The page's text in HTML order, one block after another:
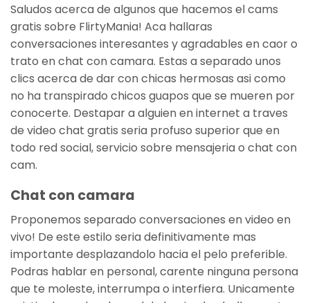
Saludos acerca de algunos que hacemos el cams
gratis sobre FlirtyMania! Aca hallaras
conversaciones interesantes y agradables en caor o
trato en chat con camara. Estas a separado unos
clics acerca de dar con chicas hermosas asi­ como
no ha transpirado chicos guapos que se mueren por
conocerte. Destapar a alguien en internet a traves
de video chat gratis seria profuso superior que en
todo red social, servicio sobre mensajeria o chat con
cam.
Chat con camara
Proponemos separado conversaciones en video en
vivo! De este estilo seri­a definitivamente mas
importante desplazandolo hacia el pelo preferible.
Podras hablar en personal, carente ninguna persona
que te moleste, interrumpa o interfiera. Unicamente